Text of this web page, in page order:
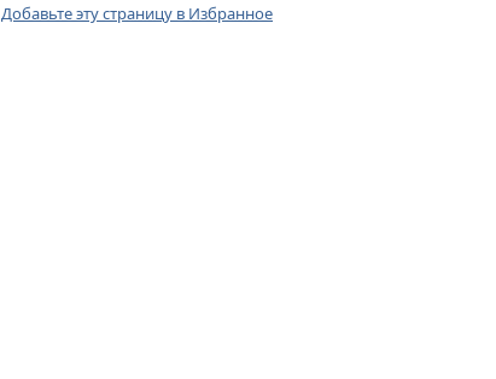
Добавьте эту страницу в Избранное